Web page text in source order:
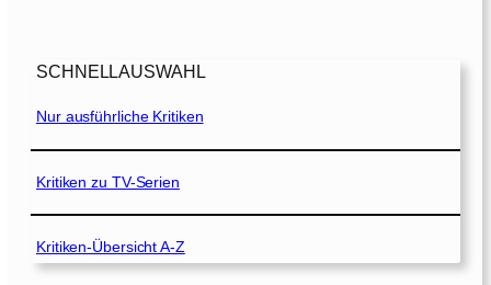
i
e
Z
e
l
ä
SCHNELLAUSWAHL
Nur ausführliche Kritiken
Kritiken zu TV-Serien
Kritiken-Übersicht A-Z